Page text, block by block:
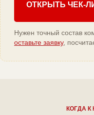
ОТКРЫТЬ ЧЕК-
Нужен точный состав
оставьте заявку,
КОГДА